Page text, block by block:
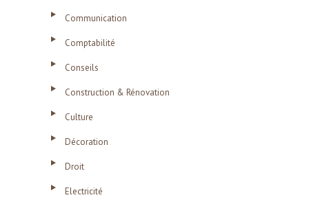
Communication
Comptabilité
Conseils
Construction & Rénovation
Culture
Décoration
Droit
Electricité